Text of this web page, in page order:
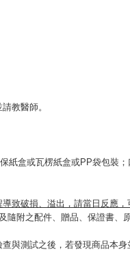
教醫師。
紙盒或瓦楞紙盒或PP袋包裝
致破損、溢出，請當日反應
附之配件、贈品、保證書、
與測試之後，若發現商品本